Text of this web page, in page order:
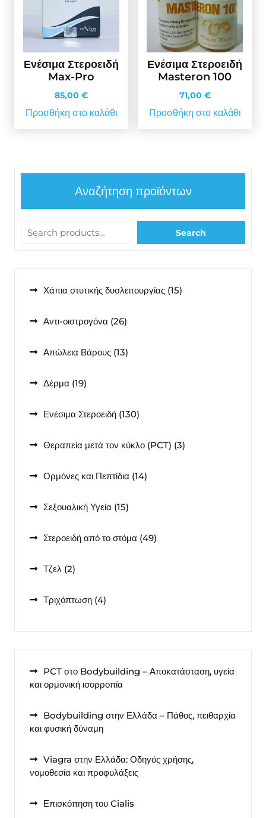
Ενέσιμα Στεροειδή
Max-Pro
85,00 €
Προσθήκη στο καλάθι
Ενέσιμα Στεροειδή
Masteron 100
71,00 €
Προσθήκη στο καλάθι
Αναζήτηση προϊόντων
Search
Χάπια στυτικής δυσλειτουργίας 1515
Αντι-οιστρογόνα 2626
Απώλεια Βάρους 1313
Δέρμα 1919
Ενέσιμα Στεροειδή 130130
Θεραπεία μετά τον κύκλο (PCT) 33
Ορμόνες και Πεπτίδια 1414
Σεξουαλική Υγεία 1515
Στεροειδή από το στόμα 4949
Τζελ 22
Τριχόπτωση 44
PCT στο Bodybuilding – Αποκατάσταση, υγεία
και ορμονική ισορροπία
Bodybuilding στην Ελλάδα – Πάθος, πειθαρχία
και φυσική δύναμη
Viagra στην Ελλάδα: Οδηγός χρήσης,
νομοθεσία και προφυλάξεις
Επισκόπηση του Cialis